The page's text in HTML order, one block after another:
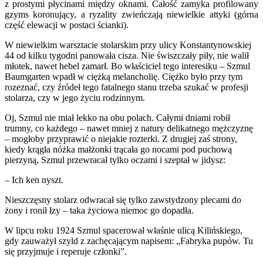
z prostymi płycinami między oknami. Całość zamyka profilowany
gzyms koronujący, a ryzality zwieńczają niewielkie attyki (górna
część elewacji w postaci ścianki).
W niewielkim warsztacie stolarskim przy ulicy Konstantynowskiej
44 od kilku tygodni panowała cisza. Nie świszczały piły, nie walił
młotek, nawet hebel zamarł. Bo właściciel tego interesiku – Szmul
Baumgarten wpadł w ciężką melancholię. Ciężko było przy tym
rozeznać, czy źródeł tego fatalnego stanu trzeba szukać w profesji
stolarza, czy w jego życiu rodzinnym.
Oj, Szmul nie miał lekko na obu polach. Całymi dniami robił
trumny, co każdego – nawet mniej z natury delikatnego mężczyznę
– mogłoby przyprawić o niejakie rozterki. Z drugiej zaś strony,
kiedy krągła nóżka małżonki trącała go nocami pod puchową
pierzyną, Szmul przewracał tylko oczami i szeptał w jidysz:
– Ich ken nyszt.
Nieszczęsny stolarz odwracał się tylko zawstydzony plecami do
żony i ronił łzy – taka życiowa niemoc go dopadła.
W lipcu roku 1924 Szmul spacerował właśnie ulicą Kilińskiego,
gdy zauważył szyld z zachęcającym napisem: „Fabryka pupów. Tu
się przyjmuje i reperuje członki”.